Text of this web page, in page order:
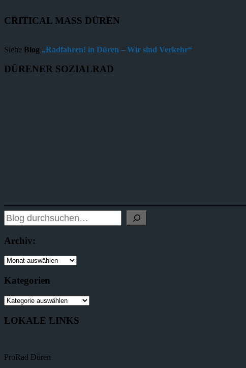
CRITICAL MASS DÜREN
Siehe Blog „Radfahren! in Düren – Wir sind Verkehr“
DÜRENER SOZIALRAD
Archiv:
Kategorien
LOKALE LINKS
ProRad Düren